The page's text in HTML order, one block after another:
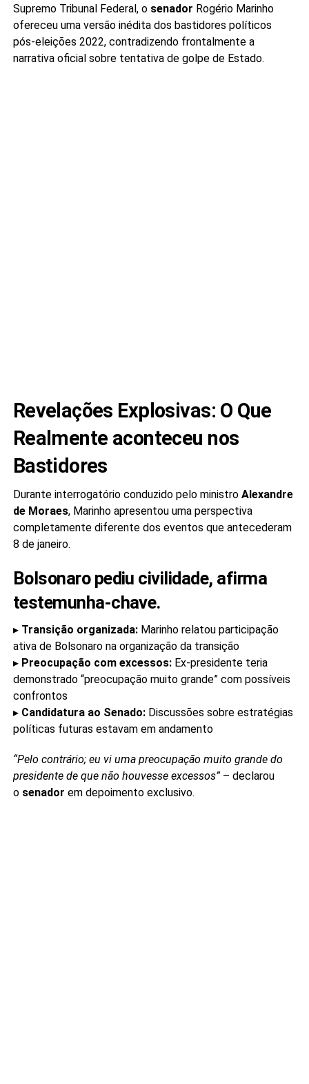
Supremo Tribunal Federal, o senador Rogério Marinho
ofereceu uma versão inédita dos bastidores políticos
pós-eleições 2022, contradizendo frontalmente a
narrativa oficial sobre tentativa de golpe de Estado.
Revelações Explosivas: O Que
Realmente aconteceu nos
Bastidores
Durante interrogatório conduzido pelo ministro Alexandre
de Moraes, Marinho apresentou uma perspectiva
completamente diferente dos eventos que antecederam
8 de janeiro.
Bolsonaro pediu civilidade, afirma
testemunha-chave.
▸ Transição organizada:Marinho relatou participação
ativa de Bolsonaro na organização da transição
▸ Preocupação com excessos:Ex-presidente teria
demonstrado “preocupação muito grande” com possíveis
confrontos
▸ Candidatura ao Senado:Discussões sobre estratégias
políticas futuras estavam em andamento
“Pelo contrário; eu vi uma preocupação muito grande do
presidente de que não houvesse excessos”– declarou
o senador em depoimento exclusivo.